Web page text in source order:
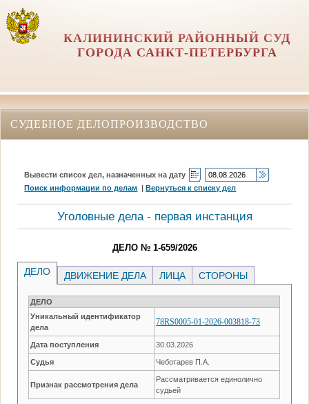
КАЛИНИНСКИЙ РАЙОННЫЙ СУД
ГОРОДА САНКТ-ПЕТЕРБУРГА
СУДЕБНОЕ ДЕЛОПРОИЗВОДСТВО
Вывести список дел, назначенных на дату
Поиск информации по делам |Вернуться к списку дел
Уголовные дела - первая инстанция
ДЕЛО № 1-659/2026
ДЕЛО ДВИЖЕНИЕ ДЕЛА ЛИЦА СТОРОНЫ
ДЕЛО
Уникальный идентификатор
дела
78RS0005-01-2026-003818-73
Дата поступления 30.03.2026
Судья Чеботарев П.А.
Признак рассмотрения дела
Рассматривается единолично
судьей